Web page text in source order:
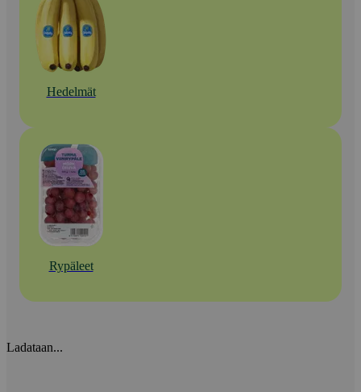
Hedelmät
Rypäleet
Ladataan...